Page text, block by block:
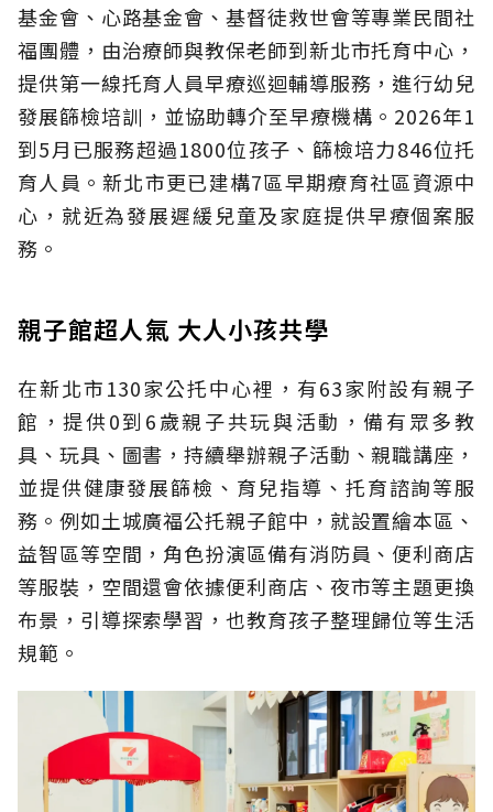
基金會、心路基金會、基督徒救世會等專業民間社
福團體，由治療師與教保老師到新北市托育中心，
提供第一線托育人員早療巡迴輔導服務，進行幼兒
發展篩檢培訓，並協助轉介至早療機構。2026年1
到5月已服務超過1800位孩子、篩檢培力846位托
育人員。新北市更已建構7區早期療育社區資源中
心，就近為發展遲緩兒童及家庭提供早療個案服
務。
親子館超人氣 大人小孩共學
在新北市130家公托中心裡，有63家附設有親子
館，提供0到6歲親子共玩與活動，備有眾多教
具、玩具、圖書，持續舉辦親子活動、親職講座，
並提供健康發展篩檢、育兒指導、托育諮詢等服
務。例如土城廣福公托親子館中，就設置繪本區、
益智區等空間，角色扮演區備有消防員、便利商店
等服裝，空間還會依據便利商店、夜市等主題更換
布景，引導探索學習，也教育孩子整理歸位等生活
規範。